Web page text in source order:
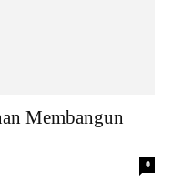
Membangun
0